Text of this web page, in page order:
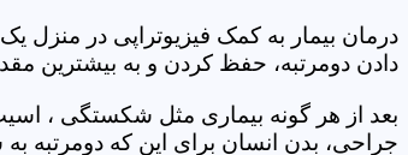
درمان بیمار به کمک فیزیوتراپی در
دادن دومرتبه، حفظ کردن و به بیشترین
بعد از هر گونه بیماری مثل شکستگی ،
جراحی، بدن انسان برای این که دومرتبه به